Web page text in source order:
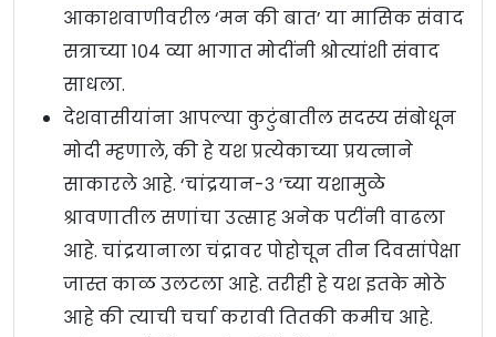
आकाशवाणीवरील ‘मन की बात’ या मासिक संवाद
सत्राच्या १०४ व्या भागात मोदींनी श्रोत्यांशी संवाद
साधला.
देशवासीयांना आपल्या कुटुंबातील सदस्य संबोधून
मोदी म्हणाले, की हे यश प्रत्येकाच्या प्रयत्नाने
साकारले आहे. ‘चांद्रयान-३ ’च्या यशामुळे
श्रावणातील सणांचा उत्साह अनेक पटींनी वाढला
आहे. चांद्रयानाला चंद्रावर पोहोचून तीन दिवसांपेक्षा
जास्त काळ उलटला आहे. तरीही हे यश इतके मोठे
आहे की त्याची चर्चा करावी तितकी कमीच आहे.